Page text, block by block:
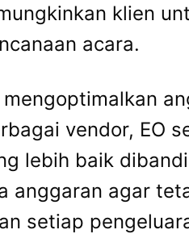
klien
acara.
vendor, EO
lebih baik
anggaran agar
setiap